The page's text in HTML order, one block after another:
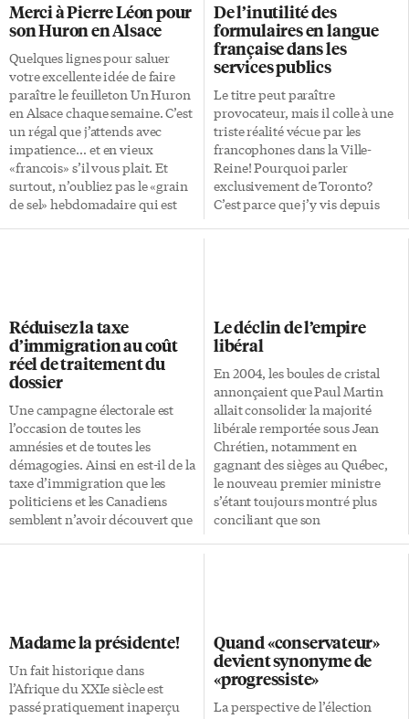
Merci à Pierre Léon pour
son Huron en Alsace
Quelques lignes pour saluer
votre excellente idée de faire
paraître le feuilleton Un Huron
en Alsace chaque semaine. C’est
un régal que j’attends avec
impatience… et en vieux
«francois» s’il vous plait. Et
surtout, n’oubliez pas le «grain
de sel» hebdomadaire qui est
De l’inutilité des
formulaires en langue
française dans les
services publics
Le titre peut paraître
provocateur, mais il colle à une
triste réalité vécue par les
francophones dans la Ville-
Reine! Pourquoi parler
exclusivement de Toronto?
C’est parce que j’y vis depuis
politique en français, les
administrations, censées
rapprocher l’usager du service
public s’en éloignent! Une
première mésaventure vécue
dans les bureaux des
Ressources humaines au 1900
de la rue Dundas en 1999. Puis,
le mercredi 4 janvier dernier. Je
me suis rendu […]
Réduisez la taxe
d’immigration au coût
réel de traitement du
dossier
Une campagne électorale est
l’occasion de toutes les
amnésies et de toutes les
démagogies. Ainsi en est-il de la
taxe d’immigration que les
politiciens et les Canadiens
semblent n’avoir découvert que
de 300$ (c’était sous Mulroney).
Une fortune à l’époque! Je l’ai
par la suite payée pour mon
épouse et un de mes enfants
Le déclin de l’empire
libéral
En 2004, les boules de cristal
annonçaient que Paul Martin
allait consolider la majorité
libérale remportée sous Jean
Chrétien, notamment en
gagnant des sièges au Québec,
le nouveau premier ministre
s’étant toujours montré plus
conciliant que son
le pied des Conservateurs et ne
leur laisser, pour se distinguer,
que des projets de réformes
sociales impopulaires. La
Madame la présidente!
Un fait historique dans
l’Afrique du XXIe siècle est
passé pratiquement inaperçu
Quand «conservateur»
devient synonyme de
«progressiste»
La perspective de l’élection